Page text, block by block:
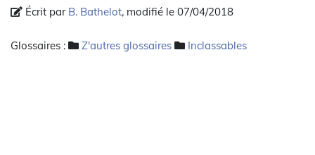
Écrit par B. Bathelot, modifié le 07/04/2018
Glossaires : Z'autres glossaires Inclassables